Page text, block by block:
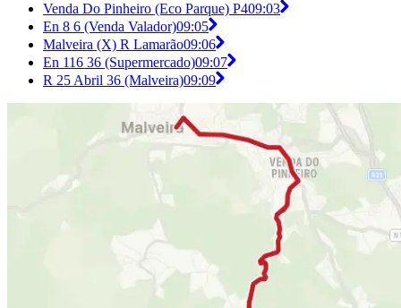
Venda Do Pinheiro (Eco Parque) P409:03
En 8 6 (Venda Valador)09:05
Malveira (X) R Lamarão09:06
En 116 36 (Supermercado)09:07
R 25 Abril 36 (Malveira)09:09